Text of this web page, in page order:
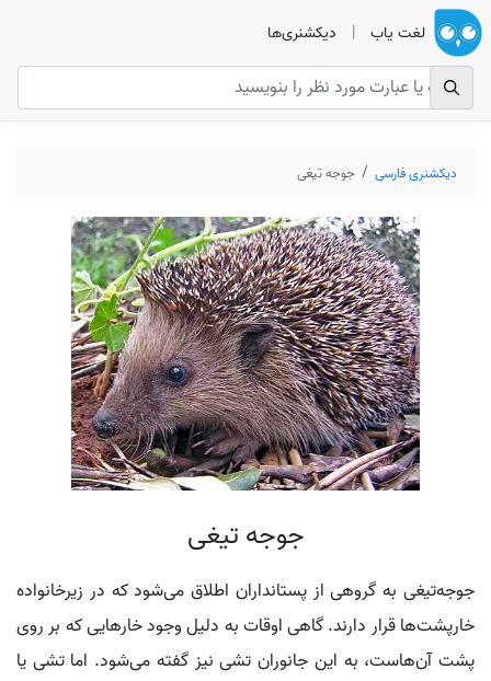
لغت یاب | دیکشنری‌ها
دیکشنری فارسی جوجه تیغی
جوجه تیغی
جوجه‌تیغی به گروهی از پستانداران اطلاق می‌شود که در زیرخانواده
خارپشت‌ها قرار دارند. گاهی اوقات به دلیل وجود خارهایی که بر روی
پشت آن‌هاست، به این جانوران تشی نیز گفته می‌شود. اما تشی یا